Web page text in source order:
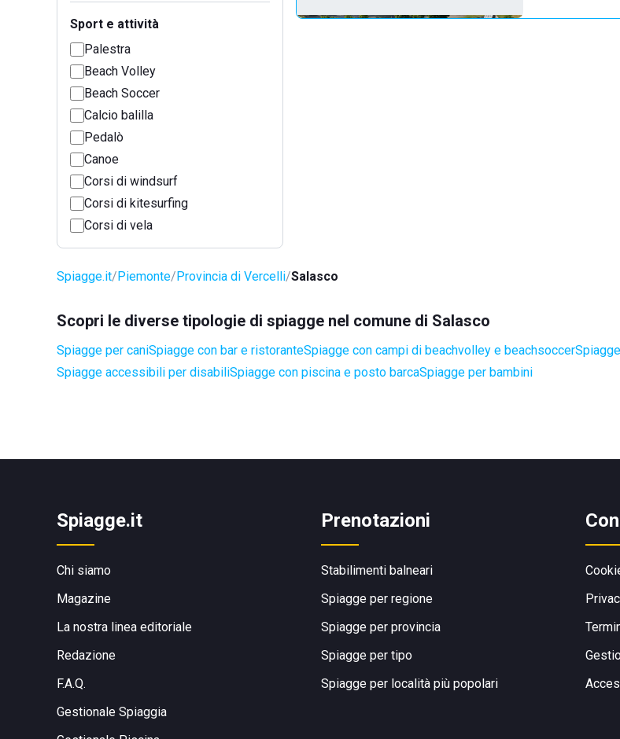
Sport e attività
Palestra
Beach Volley
Beach Soccer
Calcio balilla
Pedalò
Canoe
Corsi di windsurf
Corsi di kitesurfing
Corsi di vela
Spiagge.it Piemonte Provincia di Vercelli Salasco
Scopri le diverse tipologie di spiagge nel comune di Salasco
Spiagge per caniSpiagge con bar e ristoranteSpiagge con campi di beachvolley e beachsoccer
Spiagge accessibili per disabiliSpiagge con piscina e posto barcaSpiagge per bambini
Spiagge.it
Chi siamo
Magazine
La nostra linea editoriale
Redazione
F.A.Q.
Gestionale Spiaggia
Prenotazioni
Stabilimenti balneari
Spiagge per regione
Spiagge per provincia
Spiagge per tipo
Spiagge per località più popolari